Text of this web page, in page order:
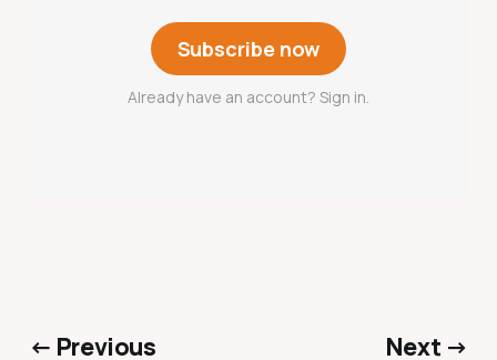
Subscribe now
Already have an account? Sign in.
← Previous Next →